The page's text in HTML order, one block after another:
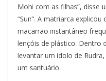
Mohi com as filhas”, disse
“Sun”. A matriarca
macarrão instantâneo
lençóis de plástico. Dentro
levantar um ídolo de
um santuário.